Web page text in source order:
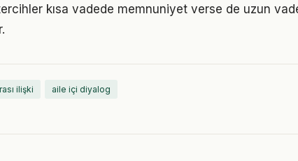
kısa vadede memnuniyet verse de uzun
ilişki aile içi diyalog